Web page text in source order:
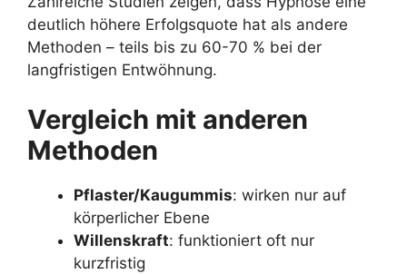
deutlich höhere Erfolgsquote hat als andere
Methoden – teils bis zu 60-70 % bei der
langfristigen Entwöhnung.
Vergleich mit anderen
Methoden
Pflaster/Kaugummis: wirken nur auf
körperlicher Ebene
Willenskraft: funktioniert oft nur
kurzfristig